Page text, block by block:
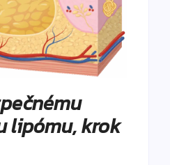
lipómu, krok